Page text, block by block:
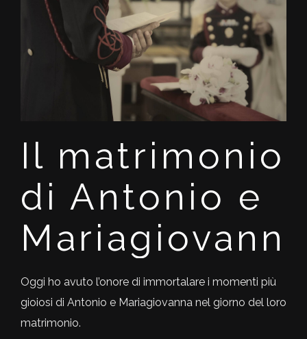
Il matrimonio
di Antonio e
Oggi ho avuto l’onore di immortalare i momenti più
gioiosi di Antonio e Mariagiovanna nel giorno del loro
matrimonio.